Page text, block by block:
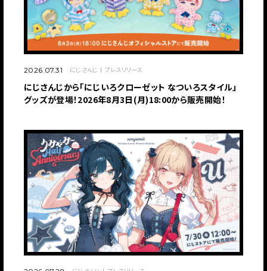
2026.07.31 にじさんじ プレスリリース
にじさんじから「にじいろクローゼット なついろスタイル」
グッズが登場！2026年8月3日(月)18:00から販売開始！